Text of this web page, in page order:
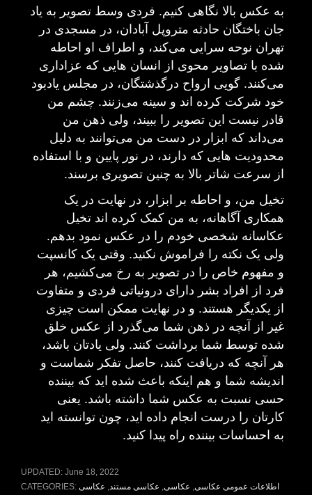
به عکس بالا نگاهی کنیم. فردی وسط تصویر به یاد
جان باختگان حادثه متروپل آبادان، در مسجدی در
تهران نوحه سرایی می‌کند، و اطراف او احاطه
شده با تصاویر محوی از انسان هایی که عزاداری
می‌کنند. گویی ارواح درگذشتگان، در مجلس یادبود
خود شرکت کرده اند و سینه می‌زنند. چشم من
قادر نیست این تصویر را ببیند، ولی ذهن من
می‌داند که ابزار در دست من می‌توانند به دلیل
محدودیت هایی که دارند، در نور پایین و با استفاده
از سرعت شاتر بالا به چنین تصویری برسند.
تخیل من، و احاطه بر ابزار، در نهایت در یک
همکاری آگاهانه، به من کمک کرده اند تخیل
عکاسانه شخصی خودم را در عکس نمود بدهم.
ولی یک نکته را فراموش نکنید. وقتی یک کانسپت
و مفهوم خاص را در تصویر به رخ می‌کشیم، هر
فرد از افراد بشر دارای درونیاتی فردی و متفاوت
از یکدیگر هستند. و در نهایت ممکن است چیزی
غیر از آنچه در ذهن شما می‌گذرد از عکس خلق
شده توسط شما برداشت کنند. ولی یادتان باشد،
هر آنچه که دریافت کنند، حاصل تفکر شماست و
اندیشه شما و هم اینکه باعث شده اید که بیننده
حسی نسبت به عکس شما داشته باشد. یعنی
کارتان را درست انجام داده اید، چون توانسته اید
به احساسات بیننده راه پیدا کنید.
UPDATED: June 18, 2022
CATEGORIES:
اطلاعات عمومی عکاسی عکاسی عکاسی مستند
عکاسی